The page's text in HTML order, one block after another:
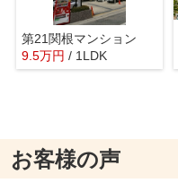
第21関根マンション
9.5万円 / 1LDK
お客様の声